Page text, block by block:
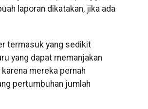
laporan dikatakan, jika ada
termasuk yang sedikit
yang dapat memanjakan
mereka pernah
pertumbuhan jumlah